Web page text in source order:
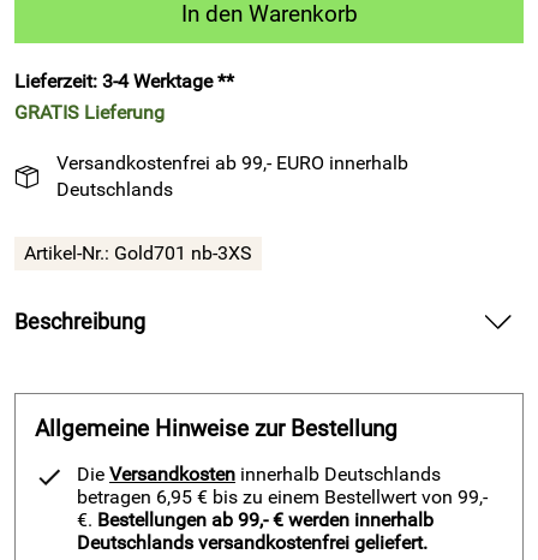
In den Warenkorb
Lieferzeit: 3-4 Werktage **
GRATIS Lieferung
Versandkostenfrei ab 99,- EURO innerhalb
Deutschlands
Artikel-Nr.: Gold701 nb-3XS
Beschreibung
Kurzarm- und Langarm-Ausstattung für starken
Teamauftritt auf dem Fußballplatz
Spüre in diesem Fußballset -Set Goldkit 13-teilig, navy-
burgund von Patrick Teamsport Belgien die robuste Qualität
auf deiner Haut und genieße viel Bewegungsfreiheit beim
Kicken. Erlebe ein stimmiges Design in Navy und Burgund
Allgemeine Hinweise zur Bestellung
Die Versandkosten innerhalb Deutschlands
betragen 6,95 € bis zu einem Bestellwert von 99,-
€. Bestellungen ab 99,- € werden innerhalb
Deutschlands versandkostenfrei geliefert.